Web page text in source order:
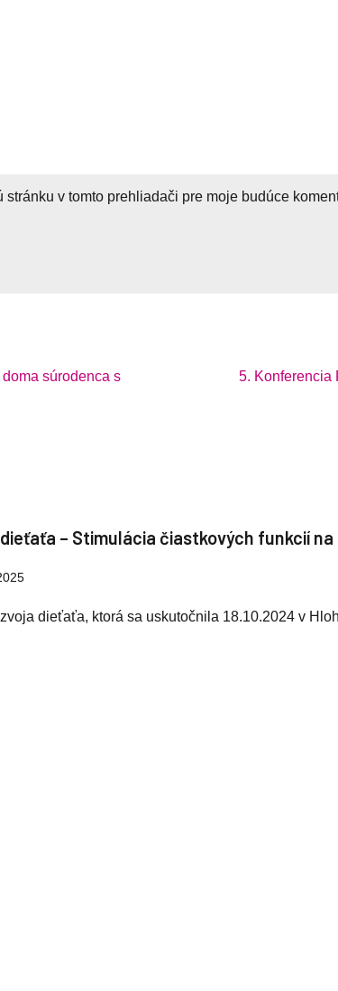
v tomto prehliadači pre moje budúce
súrodenca s
5. Konferencia
– Stimulácia čiastkových funkcií
dieťaťa, ktorá sa uskutočnila 18.10.2024 v